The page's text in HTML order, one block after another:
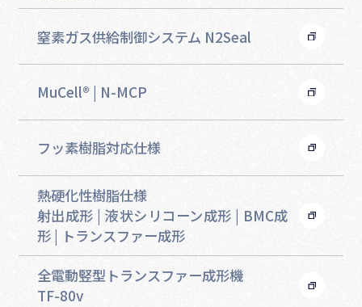
窒素ガス供給制御システム N2Seal
MuCell® | N-MCP
フッ素樹脂対応仕様
熱硬化性樹脂仕様
射出成形 | 液状シリコーン成形 | BMC成
形 | トランスファー成形
全電動竪型トランスファー成形機
TF-80v